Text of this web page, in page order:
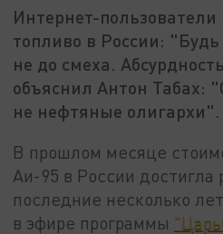
Интернет-
топливо в России:
не до смеха.
объяснил Антон Табах:
не нефтяные олигархи".
В прошлом месяце
Аи-95 в России достигла
последние несколько
в эфире программы